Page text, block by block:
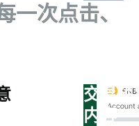
一次点击、
交易预
内容